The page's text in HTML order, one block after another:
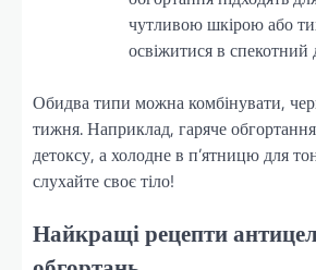
чутливою шкірою або
освіжитися в спекотний
Обидва типи можна комбінувати,
тижня. Наприклад, гаряче
детоксу, а холодне в п’ятницю для
слухайте своє тіло!
Найкращі рецепти